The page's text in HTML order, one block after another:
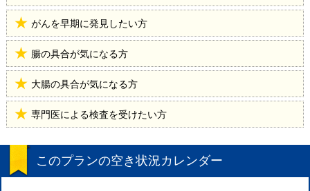
がんを早期に発見したい方
腸の具合が気になる方
大腸の具合が気になる方
専門医による検査を受けたい方
このプランの空き状況カレンダー